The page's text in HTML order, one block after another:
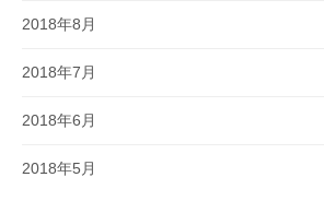
2018年8月
2018年7月
2018年6月
2018年5月